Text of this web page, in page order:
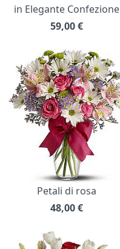
in Elegante Confezione
59,00€
Petali di rosa
48,00€